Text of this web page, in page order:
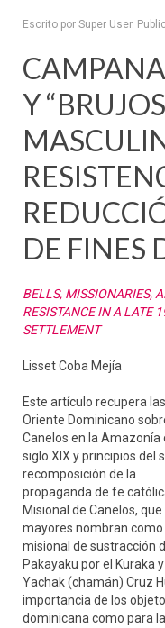
Escrito por Super User.
Y
DE FINES
BELLS, MISSIONARIES,
RESISTANCE IN A LATE
SETTLEMENT
Lisset Coba Mejía
Este artículo recupera
Oriente Dominicano
Canelos en la Amazonía
siglo XIX y principios del
recomposición de la
propaganda de fe
Misional de Canelos,
mayores nombran como
misional de sustracción
Pakayaku por el Kuraka y
Yachak (chamán) Cruz
importancia de los
dominicana como para